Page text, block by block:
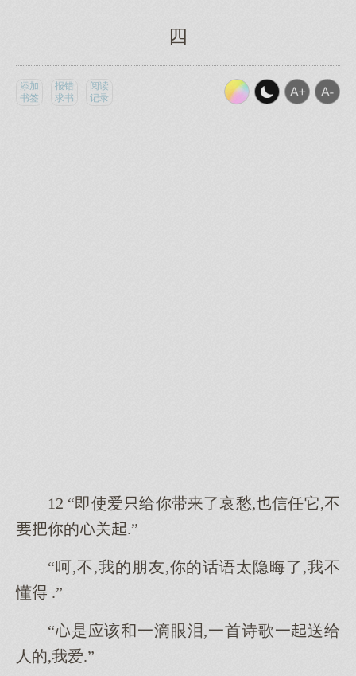
四
添加
书签
报错
求书
阅读
记录
12 “即使爱给你带了哀愁,信任它,不
你的关.”
“呵,不,我的朋友,你的话语太隐晦了,我不
懂 .”
“是应该一滴眼泪,一首诗歌一送给
人的,我爱.”